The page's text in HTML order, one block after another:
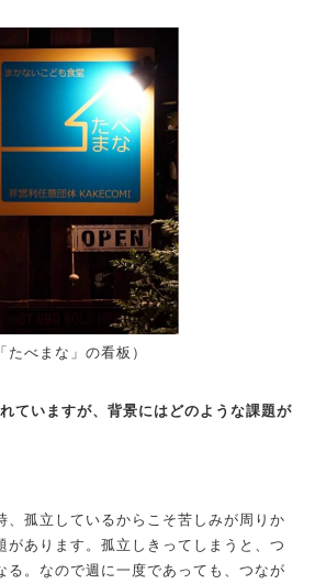
たべまな」の看板）
ていますが、背景にはどのような課題が
、孤立しているからこそ苦しみが周りか
があります。孤立しきってしまうと、つ
る。なので週に一度であっても、つなが